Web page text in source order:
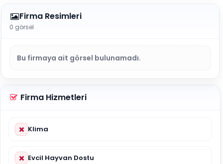
Firma Resimleri
0 görsel
Bu firmaya ait görsel bulunamadı.
Firma Hizmetleri
Klima
Evcil Hayvan Dostu